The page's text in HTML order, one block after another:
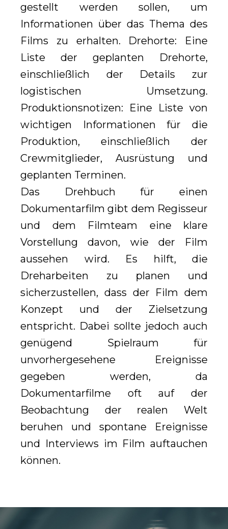
gestellt werden sollen, um
Informationen über das Thema des
Films zu erhalten. Drehorte: Eine
Liste der geplanten Drehorte,
einschließlich der Details zur
logistischen Umsetzung.
Produktionsnotizen: Eine Liste von
wichtigen Informationen für die
Produktion, einschließlich der
Crewmitglieder, Ausrüstung und
geplanten Terminen.
Das Drehbuch für einen
Dokumentarfilm gibt dem Regisseur
und dem Filmteam eine klare
Vorstellung davon, wie der Film
aussehen wird. Es hilft, die
Dreharbeiten zu planen und
sicherzustellen, dass der Film dem
Konzept und der Zielsetzung
entspricht. Dabei sollte jedoch auch
genügend Spielraum für
unvorhergesehene Ereignisse
gegeben werden, da
Dokumentarfilme oft auf der
Beobachtung der realen Welt
beruhen und spontane Ereignisse
und Interviews im Film auftauchen
können.